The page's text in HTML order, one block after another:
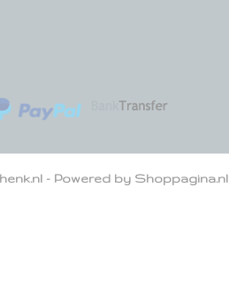
- Powered by Shoppagina.nl